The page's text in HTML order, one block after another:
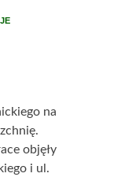
na
objęły
i ul.